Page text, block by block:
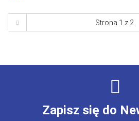
Zapisz się do